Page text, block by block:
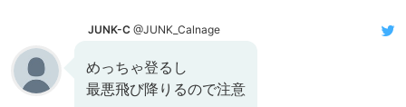
JUNK-C @JUNK_Calnage
めっちゃ登るし
最悪飛び降りるので注意